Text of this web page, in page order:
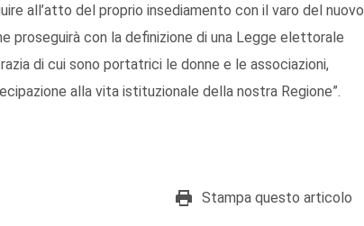
all’atto del proprio insediamento con il varo del nuovo
proseguirà con la definizione di una Legge elettorale
di cui sono portatrici le donne e le associazioni,
alla vita istituzionale della nostra Regione”.
Stampa questo articolo